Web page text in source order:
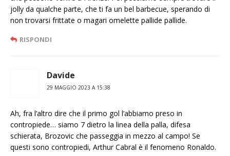
jolly da qualche parte, che ti fa un bel barbecue, sperando di
non trovarsi frittate o magari omelette pallide pallide.
RISPONDI
Davide
29 MAGGIO 2023 A 15:38
Ah, fra l’altro dire che il primo gol l’abbiamo preso in
contropiede… siamo 7 dietro la linea della palla, difesa
schierata, Brozovic che passeggia in mezzo al campo! Se
questi sono contropiedi, Arthur Cabral è il fenomeno Ronaldo.